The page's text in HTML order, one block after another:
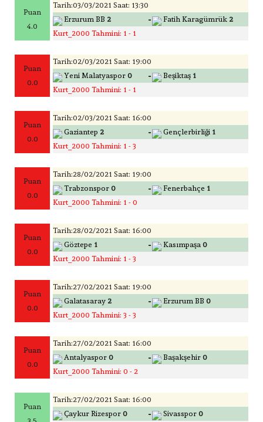
Puan
4.0
Tarih:03/03/2021 Saat: 13:30
Erzurum BB 2 - Fatih Karagümrük 2
Kurt_2000 Tahmini: 1 - 1
Puan
0.0
Tarih:02/03/2021 Saat: 19:00
Yeni Malatyaspor 0 - Beşiktaş 1
Kurt_2000 Tahmini: 1 - 1
Puan
0.0
Tarih:02/03/2021 Saat: 16:00
Gaziantep 2 - Gençlerbirliği 1
Kurt_2000 Tahmini: 1 - 3
Puan
0.0
Tarih:28/02/2021 Saat: 19:00
Trabzonspor 0 - Fenerbahçe 1
Kurt_2000 Tahmini: 1 - 0
Puan
0.0
Tarih:28/02/2021 Saat: 16:00
Göztepe 1 - Kasımpaşa 0
Kurt_2000 Tahmini: 1 - 3
Puan
0.0
Tarih:27/02/2021 Saat: 19:00
Galatasaray 2 - Erzurum BB 0
Kurt_2000 Tahmini: 3 - 3
Puan
0.0
Tarih:27/02/2021 Saat: 16:00
Antalyaspor 0 - Başakşehir 0
Kurt_2000 Tahmini: 0 - 2
Puan
Tarih:27/02/2021 Saat: 16:00
Çaykur Rizespor 0 - Sivasspor 0